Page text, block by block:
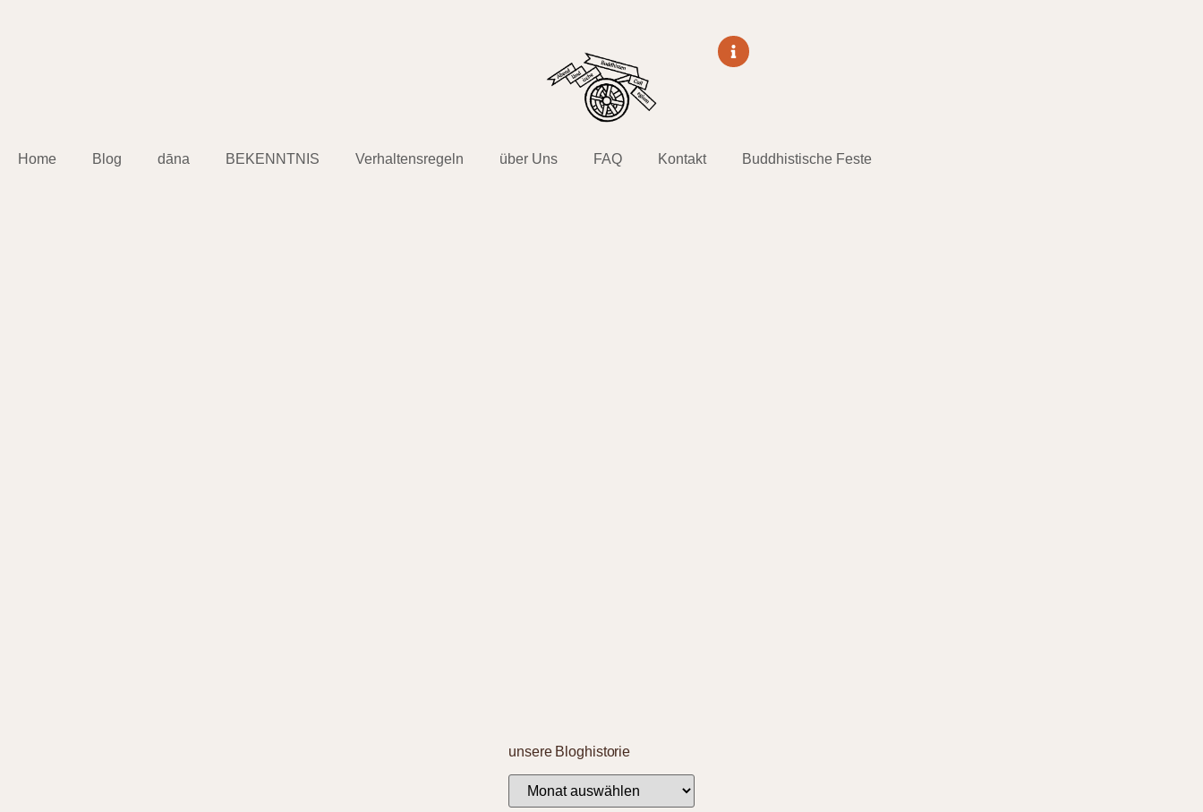
Home Blog dāna BEKENNTNIS Verhaltensregeln über Uns FAQ Kontakt Buddhistische Feste
unsere Bloghistorie